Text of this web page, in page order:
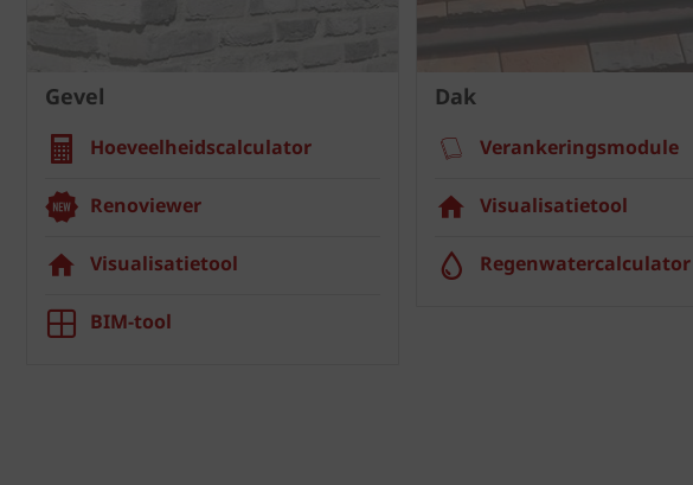
Gevel
Hoeveelheidscalculator
Renoviewer
Visualisatietool
BIM-tool
Dak
Verankeringsmodule
Visualisatietool
Regenwatercalculator